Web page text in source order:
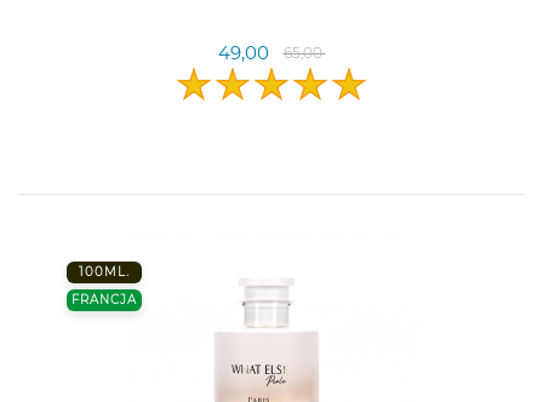
49,00 65,00
100ML.
FRANCJA